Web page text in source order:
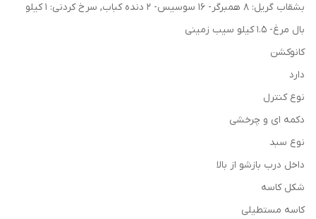
بشقاب گریل: 8 همبرگر- 16 سوسیس- 2 دنده کباب, سرخ کردنی: 1 کیلو
بال مرغ- 1.5 کیلو سیب زمینی
کانوکشن
دارد
نوع کنترل
دکمه ای و چرخشی
نوع سبد
داخل درب بازشو از بالا
شکل کاسه
کاسه مستطیلی